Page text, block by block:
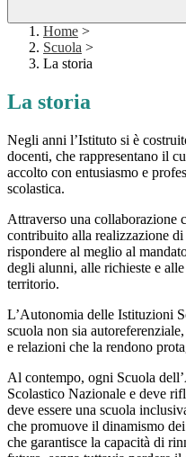
Home >
Scuola >
La storia
La storia
Negli anni l’Istituto si è
docenti, che rappresentano il
accolto con entusiasmo e
scolastica.
Attraverso una collaborazione
contribuito alla realizzazione di
rispondere al meglio al
degli alunni, alle richieste e alle
territorio.
L’Autonomia delle Istituzioni
scuola non sia autoreferenziale,
e relazioni che la rendono
Al contempo, ogni Scuola
Scolastico Nazionale e deve
deve essere una scuola
che promuove il dinamismo dei
che garantisce la capacità di